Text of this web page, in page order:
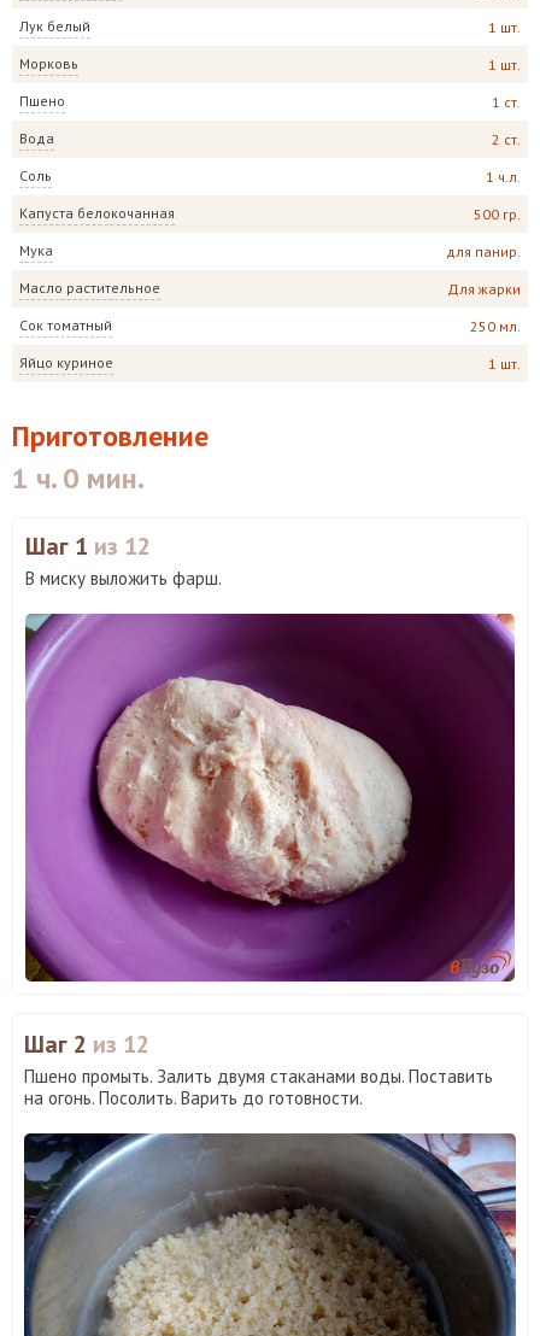
Лук белый 1 шт.
Морковь 1 шт.
Пшено 1 ст.
Вода 2 ст.
Соль 1 ч.л.
Капуста белокочанная 500 гр.
Мука для панир.
Масло растительное Для жарки
Сок томатный 250 мл.
Яйцо куриное 1 шт.
Приготовление
1 ч. 0 мин.
Шаг 1 из 12
В миску выложить фарш.
Шаг 2 из 12
Пшено промыть. Залить двумя стаканами воды. Поставить
на огонь. Посолить. Варить до готовности.